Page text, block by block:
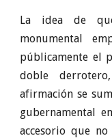
La idea de
monumental
públicamente el
doble
afirmación se
gubernamental
accesorio que